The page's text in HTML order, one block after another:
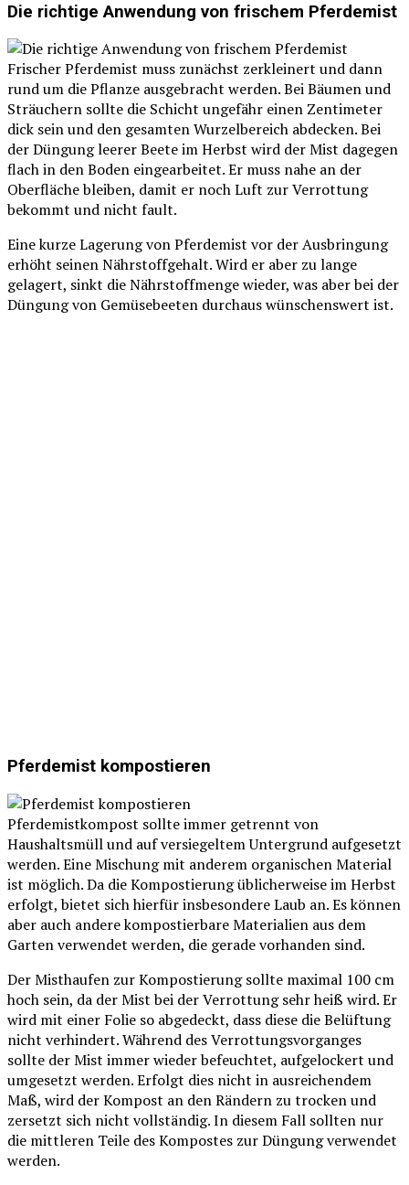
Die richtige Anwendung von frischem Pferdemist
Frischer Pferdemist muss zunächst zerkleinert und dann
rund um die Pflanze ausgebracht werden. Bei Bäumen und
Sträuchern sollte die Schicht ungefähr einen Zentimeter
dick sein und den gesamten Wurzelbereich abdecken. Bei
der Düngung leerer Beete im Herbst wird der Mist dagegen
flach in den Boden eingearbeitet. Er muss nahe an der
Oberfläche bleiben, damit er noch Luft zur Verrottung
bekommt und nicht fault.
Eine kurze Lagerung von Pferdemist vor der Ausbringung
erhöht seinen Nährstoffgehalt. Wird er aber zu lange
gelagert, sinkt die Nährstoffmenge wieder, was aber bei der
Düngung von Gemüsebeeten durchaus wünschenswert ist.
Pferdemist kompostieren
Pferdemistkompost sollte immer getrennt von
Haushaltsmüll und auf versiegeltem Untergrund aufgesetzt
werden. Eine Mischung mit anderem organischen Material
ist möglich. Da die Kompostierung üblicherweise im Herbst
erfolgt, bietet sich hierfür insbesondere Laub an. Es können
aber auch andere kompostierbare Materialien aus dem
Garten verwendet werden, die gerade vorhanden sind.
Der Misthaufen zur Kompostierung sollte maximal 100 cm
hoch sein, da der Mist bei der Verrottung sehr heiß wird. Er
wird mit einer Folie so abgedeckt, dass diese die Belüftung
nicht verhindert. Während des Verrottungsvorganges
sollte der Mist immer wieder befeuchtet, aufgelockert und
umgesetzt werden. Erfolgt dies nicht in ausreichendem
Maß, wird der Kompost an den Rändern zu trocken und
zersetzt sich nicht vollständig. In diesem Fall sollten nur
die mittleren Teile des Kompostes zur Düngung verwendet
werden.